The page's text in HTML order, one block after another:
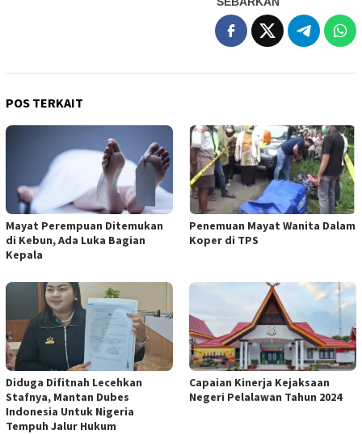
POS TERKAIT
Mayat Perempuan Ditemukan
di Kebun, Ada Luka Bagian
Kepala
Penemuan Mayat Wanita Dalam
Koper di TPS
Diduga Difitnah Lecehkan
Stafnya, Mantan Dubes
Indonesia Untuk Nigeria
Tempuh Jalur Hukum
Capaian Kinerja Kejaksaan
Negeri Pelalawan Tahun 2024